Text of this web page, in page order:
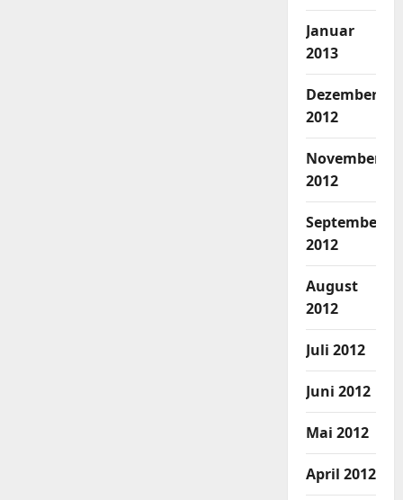
Januar
2013
Dezember
2012
November
2012
September
2012
August
2012
Juli 2012
Juni 2012
Mai 2012
April 2012